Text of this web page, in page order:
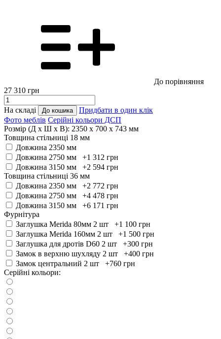
До порівняння
27 310 грн
На складі До кошика
Придбати в один клік
Фото меблів Серійні кольори ДСП
Розмір (Д x Ш x В): 2350 x 700 x 743 мм
Товщина стільниці 18 мм
Довжина 2350 мм
Довжина 2750 мм +1 312 грн
Довжина 3150 мм +2 594 грн
Товщина стільниці 36 мм
Довжина 2350 мм +2 772 грн
Довжина 2750 мм +4 478 грн
Довжина 3150 мм +6 171 грн
Фурнітура
Заглушка Merida 80мм 2 шт +1 100 грн
Заглушка Merida 160мм 2 шт +1 500 грн
Заглушка для дротів D60 2 шт +300 грн
Замок в верхню шухляду 2 шт +400 грн
Замок центральний 2 шт +760 грн
Серійні кольори: